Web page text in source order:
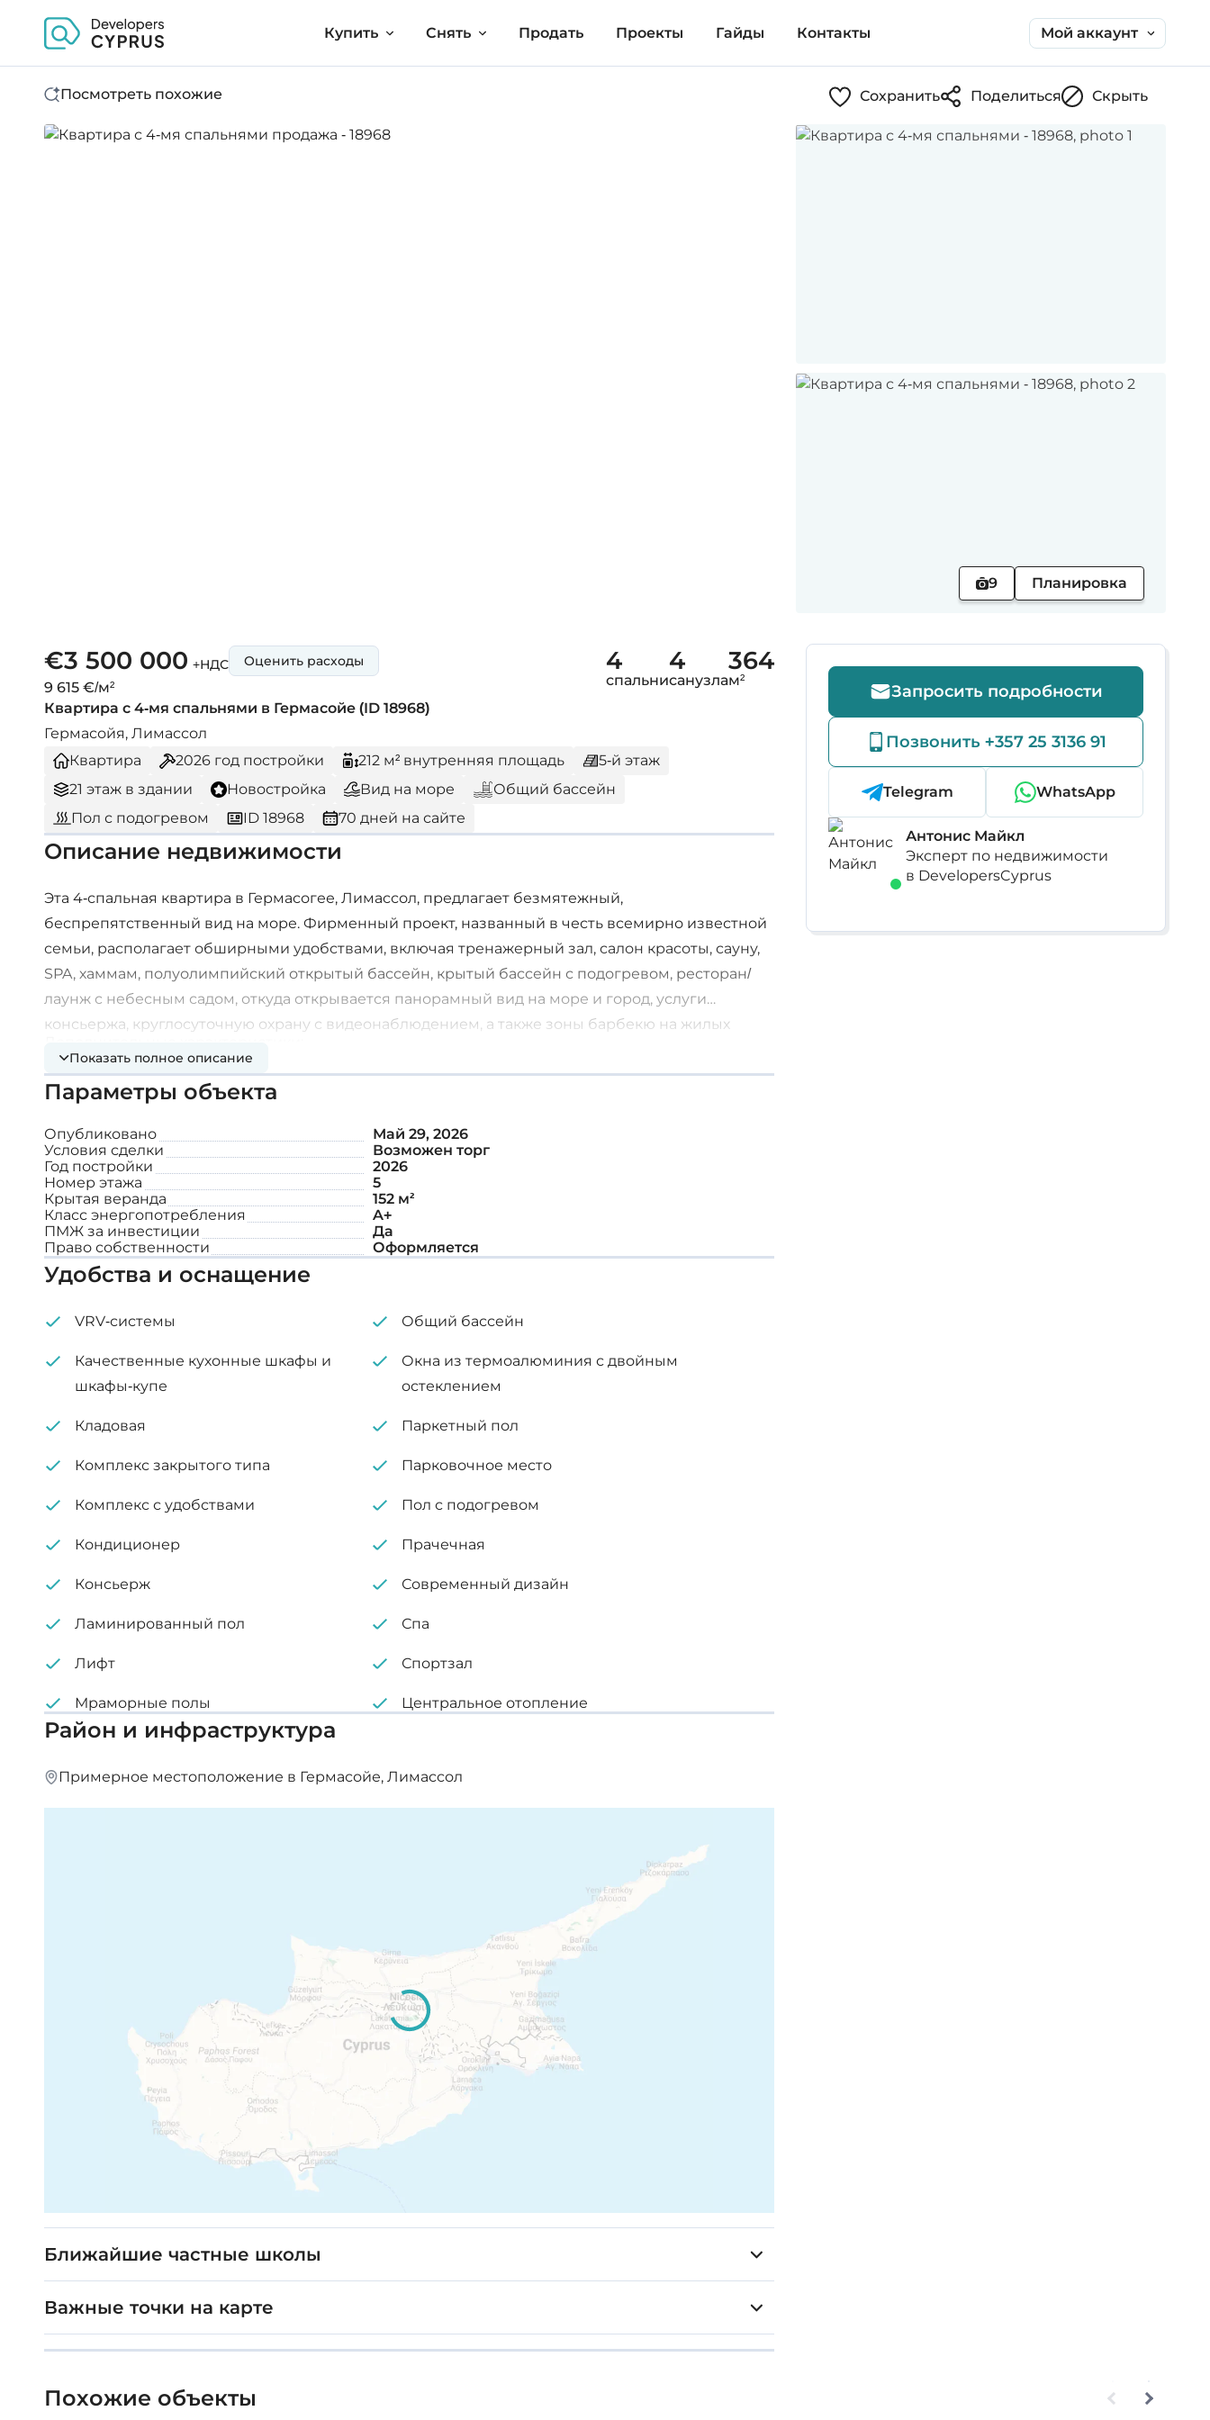
Купить Снять Продать Проекты Гайды Контакты Мой аккаунт
Посмотреть похожие Сохранить Поделиться Скрыть
9 Планировка
€3 500 000 +НДС
9 615 €/м²
Оценить расходы 4
спальни
4
санузла
364
м²
Квартира с 4-мя спальнями в Гермасойе (ID 18968)
Гермасойя, Лимассол
Квартира
2026 год постройки 212 м² внутренняя площадь
5-й этаж
21 этаж в здании
Новостройка Вид на море
Общий бассейн
Пол с подогревом
ID 18968 70 дней на сайте
Описание недвижимости
Эта 4-спальная квартира в Гермасогее, Лимассол, предлагает безмятежный,
беспрепятственный вид на море. Фирменный проект, названный в честь всемирно известной
семьи, располагает обширными удобствами, включая тренажерный зал, салон красоты, сауну,
SPA, хаммам, полуолимпийский открытый бассейн, крытый бассейн с подогревом, ресторан/
лаунж с небесным садом, откуда открывается панорамный вид на море и город, услуги
консьержа, круглосуточную охрану с видеонаблюдением, а также зоны барбекю на жилых
Высота потолка: 3,10 м.
Полы из натуральных материалов (дерево, мрамор/гранит дорогих сортов)
Системы умного дома
Системы подогрева полов с использованием передовых технологий
Внутренняя площадь: 212 м²
Крытая веранда: 152 м²
Показать полное описание
Параметры объекта
Опубликовано
Май 29, 2026
Условия сделки
Возможен торг
Год постройки
2026
Номер этажа
5
Крытая веранда
152 м²
Класс энергопотребления
A+
ПМЖ за инвестиции
Да
Право собственности
Оформляется
Удобства и оснащение
VRV-системы
Качественные кухонные шкафы и
шкафы-купе
Кладовая
Комплекс закрытого типа
Комплекс с удобствами
Кондиционер
Консьерж
Ламинированный пол
Лифт
Мраморные полы
Общий бассейн
Окна из термоалюминия с двойным
остеклением
Паркетный пол
Парковочное место
Пол с подогревом
Прачечная
Современный дизайн
Спа
Спортзал
Центральное отопление
Район и инфраструктура
Примерное местоположение в Гермасойе, Лимассол
Ближайшие частные школы
Важные точки на карте
Запросить подробности
Позвонить +357 25 3136 91
Telegram WhatsApp
Антонис Майкл
Эксперт по недвижимости
в DevelopersCyprus
Похожие объекты